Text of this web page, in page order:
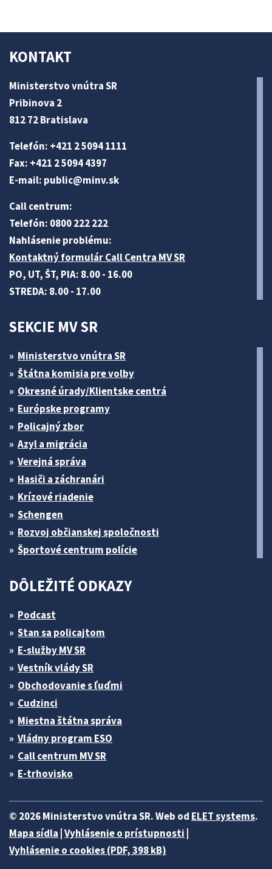
KONTAKT
Ministerstvo vnútra SR
Pribinova 2
812 72 Bratislava
Telefón: +421 2 5094 1111
Fax: +421 2 5094 4397
E-mail: public@minv.sk
Call centrum:
Telefón: 0800 222 222
Nahlásenie problému:
Kontaktný formulár Call Centra MV SR
PO, UT, ŠT, PIA: 8.00 - 16.00
STREDA: 8.00 - 17.00
SEKCIE MV SR
Ministerstvo vnútra SR
Štátna komisia pre volby
Okresné úrady/Klientske centrá
Európske programy
Policajný zbor
Azyl a migrácia
Verejná správa
Hasiči a záchranári
Krízové riadenie
Schengen
Rozvoj občianskej spoločnosti
Športové centrum polície
DÔLEŽITÉ ODKAZY
Podcast
Stan sa policajtom
E-služby MV SR
Vestník vlády SR
Obchodovanie s ľuďmi
Cudzinci
Miestna štátna správa
Vládny program ESO
Call centrum MV SR
E-trhovisko
© 2026 Ministerstvo vnútra SR. Web od ELET systems.
Mapa sídla Vyhlásenie o prístupnosti
Vyhlásenie o cookies (PDF, 398 kB)